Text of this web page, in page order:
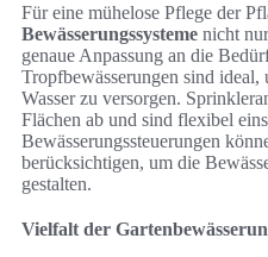
Für eine mühelose Pflege der
Bewässerungssysteme nicht
genaue Anpassung an die
Tropfbewässerungen sind
Wasser zu versorgen.
Flächen ab und sind flexibel
Bewässerungssteuerungen
berücksichtigen, um die
gestalten.
Vielfalt der